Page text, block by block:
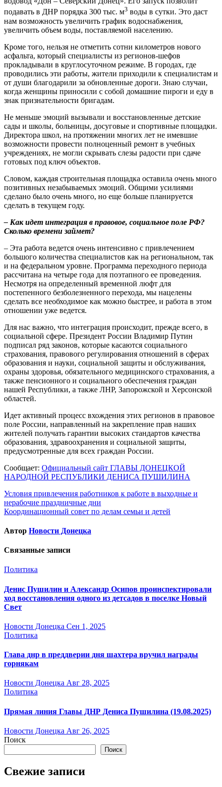
подавать в ДНР порядка 300 тыс. м3 воды в сутки. Это даст
нам возможность увеличить график водоснабжения,
увеличить объем воды, поставляемой населению.
Кроме того, нельзя не отметить сотни километров нового
асфальта, который специалисты из регионов-шефов
прокладывали в круглосуточном режиме. В городах, где
проводились эти работы, жители приходили к специалистам и
от души благодарили за обновленные дороги. Знаю случаи,
когда женщины приносили с собой домашние пироги и еду в
знак признательности бригадам.
Не меньше эмоций вызывали и восстановленные детские
сады и школы, больницы, досуговые и спортивные площадки.
Директора школ, на протяжении многих лет не имевшие
возможности провести полноценный ремонт в учебных
учреждениях, не могли скрывать слезы радости при сдаче
готовых под ключ объектов.
Словом, каждая строительная площадка оставила очень много
позитивных незабываемых эмоций. Общими усилиями
сделано было очень много, но еще больше планируется
сделать в текущем году.
– Как идет интеграция в правовое, социальное поле РФ?
Сколько времени займет?
– Эта работа ведется очень интенсивно с привлечением
большого количества специалистов как на региональном, так
и на федеральном уровне. Программа переходного периода
рассчитана на четыре года для поэтапного ее проведения.
Несмотря на определенный временной люфт для
постепенного безболезненного перехода, мы нацелены
сделать все необходимое как можно быстрее, и работа в этом
отношении уже ведется.
Для нас важно, что интеграция происходит, прежде всего, в
социальной сфере. Президент России Владимир Путин
подписал ряд законов, которые касаются социального
страхования, правового регулирования отношений в сферах
образования и науки, социальной защиты и обслуживания,
охраны здоровья, обязательного медицинского страхования, а
также пенсионного и социального обеспечения граждан
нашей Республики, а также ЛНР, Запорожской и Херсонской
областей.
Идет активный процесс вхождения этих регионов в правовое
поле России, направленный на закрепление прав наших
жителей получать гарантии высоких стандартов качества
образования, здравоохранения и социальной защиты,
предусмотренные для всех граждан России.
Сообщает: Официальный сайт ГЛАВЫ ДОНЕЦКОЙ
НАРОДНОЙ РЕСПУБЛИКИ ДЕНИСА ПУШИЛИНА
Навигация
по
Условия привлечения работников к работе в выходные и
нерабочие праздничные дни
Координационный совет по делам семьи и детей
Автор Новости Донецка
Связанные записи
Политика
Денис Пушилин и Александр Осипов проинспектировали
ход восстановления одного из детсадов в поселке Новый
Свет
Новости Донецка Сен 1, 2025
Политика
Глава днр в преддверии дня шахтера вручил награды
горнякам
Новости Донецка Авг 28, 2025
Политика
Прямая линия Главы ДНР Дениса Пушилина (19.08.2025)
Новости Донецка Авг 26, 2025
Поиск
Поиск
Свежие записи